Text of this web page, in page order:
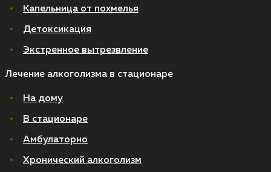
Капельница от похмелья
Детоксикация
Экстренное вытрезвление
Лечение алкоголизма в стационаре
На дому
В стационаре
Амбулаторно
Хронический алкоголизм